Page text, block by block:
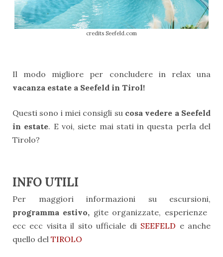
credits Seefeld.com
Il modo migliore per concludere in relax una
vacanza estate a Seefeld in Tirol!
Questi sono i miei consigli su cosa vedere a Seefeld
in estate. E voi, siete mai stati in questa perla del
Tirolo?
INFO UTILI
Per maggiori informazioni su escursioni,
programma estivo, gite organizzate, esperienze
ecc ecc visita il sito ufficiale di SEEFELD e anche
quello del TIROLO